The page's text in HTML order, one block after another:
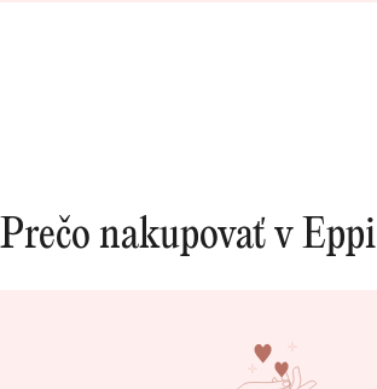
Prečo nakupovať v Eppi